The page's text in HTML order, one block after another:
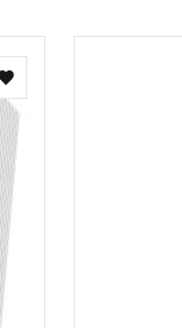
Toevoegen
aan